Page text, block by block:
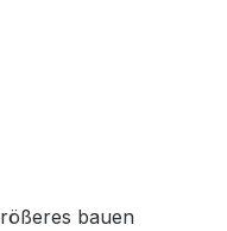
bauen